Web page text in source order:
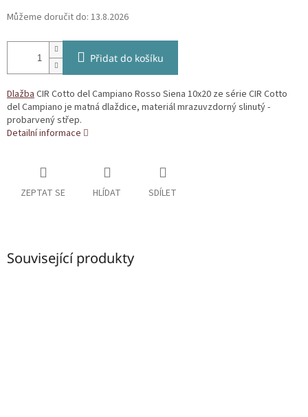
Můžeme doručit do: 13.8.2026
Přidat do košíku
DlažbaCIR Cotto del Campiano Rosso Siena 10x20 ze série CIR Cotto
del Campiano je matná dlaždice, materiál mrazuvzdorný slinutý -
probarvený střep.
Detailní informace
ZEPTAT SE HLÍDAT SDÍLET
Související produkty